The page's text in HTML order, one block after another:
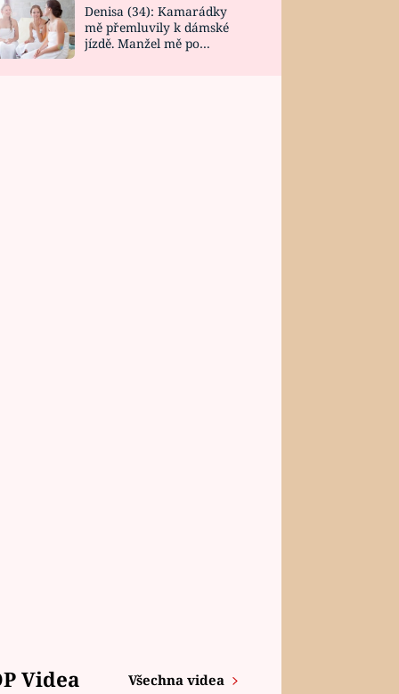
Denisa (34): Kamarádky
mě přemluvily k dámské
jízdě. Manžel mě po
Videa Všechna videa